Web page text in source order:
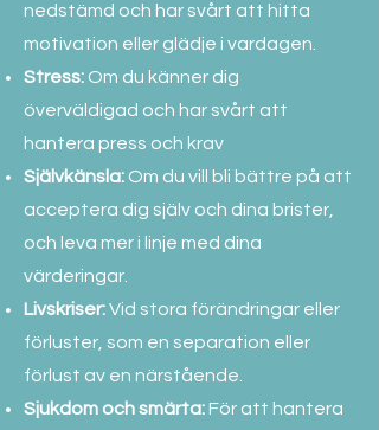
nedstämd och har svårt att hitta
motivation eller glädje i vardagen.
Stress: Om du känner dig
överväldigad och har svårt att
hantera press och krav
Självkänsla: Om du vill bli bättre på att
acceptera dig själv och dina brister,
och leva mer i linje med dina
värderingar.
Livskriser:Vid stora förändringar eller
förluster, som en separation eller
förlust av en närstående.
Sjukdom och smärta:För att hantera